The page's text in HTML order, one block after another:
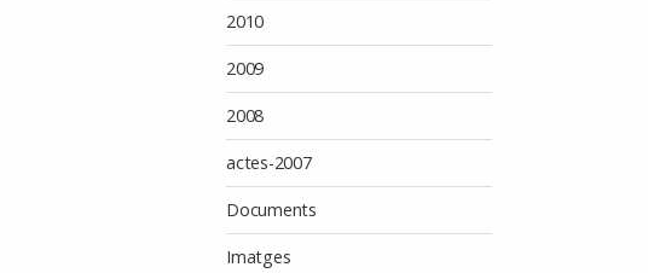
2010
2009
2008
actes-2007
Documents
Imatges